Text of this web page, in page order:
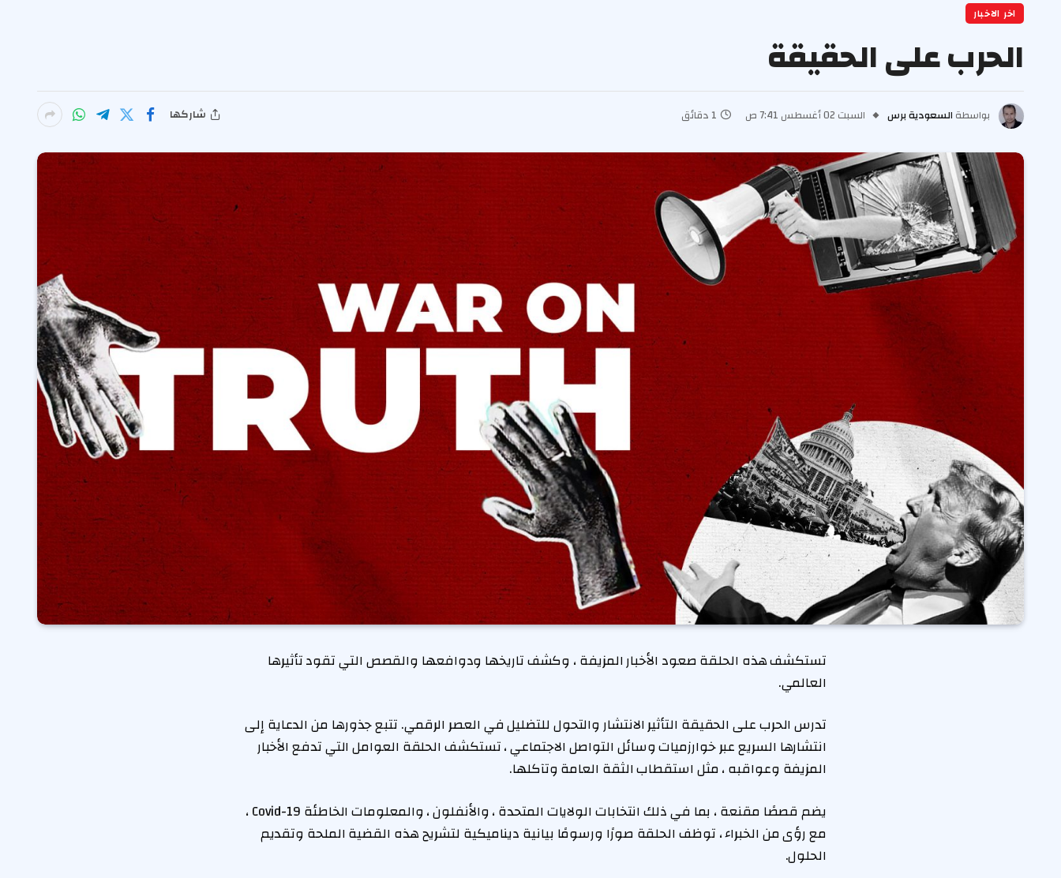
اخر الاخبار
الحرب على الحقيقة
بواسطة السعودية برس السبت 02 أغسطس 7:41 ص 1 دقائق شاركها
تستكشف هذه الحلقة صعود الأخبار المزيفة ، وكشف تاريخها ودوافعها والقصص التي تقود تأثيرها
العالمي.
تدرس الحرب على الحقيقة التأثير الانتشار والتحول للتضليل في العصر الرقمي. تتبع جذورها من الدعاية إلى
انتشارها السريع عبر خوارزميات وسائل التواصل الاجتماعي ، تستكشف الحلقة العوامل التي تدفع الأخبار
المزيفة وعواقبه ، مثل استقطاب الثقة العامة وتآكلها.
يضم قصصًا مقنعة ، بما في ذلك انتخابات الولايات المتحدة ، والأنفلون ، والمعلومات الخاطئة Covid-19 ،
مع رؤى من الخبراء ، توظف الحلقة صورًا ورسومًا بيانية ديناميكية لتشريح هذه القضية الملحة وتقديم
الحلول.